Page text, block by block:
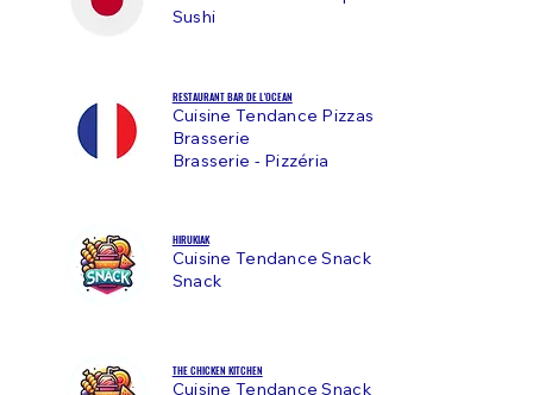
Sushi
RESTAURANT BAR DE L'OCEAN
Cuisine Tendance Pizzas
Brasserie
Brasserie - Pizzéria
HIRUKIAK
Cuisine Tendance Snack
Snack
THE CHICKEN KITCHEN
Cuisine Tendance Snack